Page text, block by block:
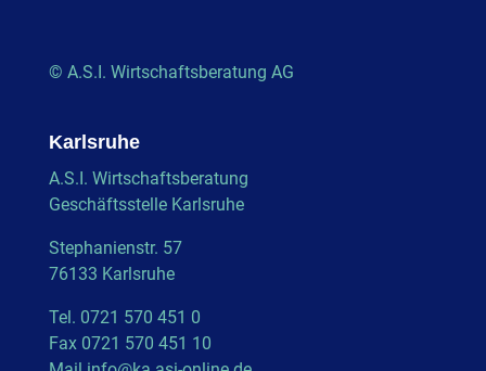
© A.S.I. Wirtschaftsberatung AG
Karlsruhe
A.S.I. Wirtschaftsberatung
Geschäftsstelle Karlsruhe
Stephanienstr. 57
76133 Karlsruhe
Tel. 0721 570 451 0
Fax 0721 570 451 10